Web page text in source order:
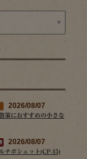
2026/08/07
策におすすめの小さな
2026/08/07
チポシェット(CP-15)